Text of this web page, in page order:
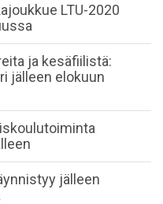
LTU-2020
ja kesäfiilistä:
jälleen elokuun
jälleen